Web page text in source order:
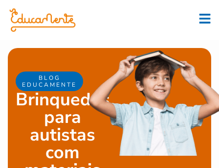
BLOG
EDUCAMENTE
Brinquedos
para
autistas
com